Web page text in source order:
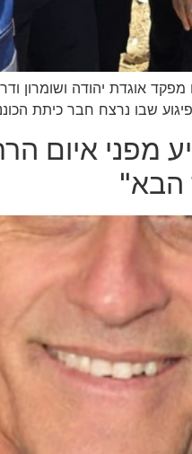
אוגדת יהודה ושומרון
שבו נרצח חבר כיתת
מפני איום
הבא"